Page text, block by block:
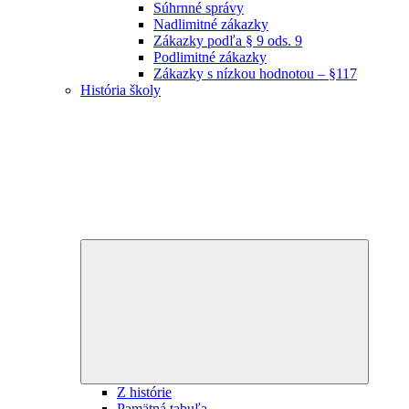
Súhrnné správy
Nadlimitné zákazky
Zákazky podľa § 9 ods. 9
Podlimitné zákazky
Zákazky s nízkou hodnotou – §117
História školy
Z histórie